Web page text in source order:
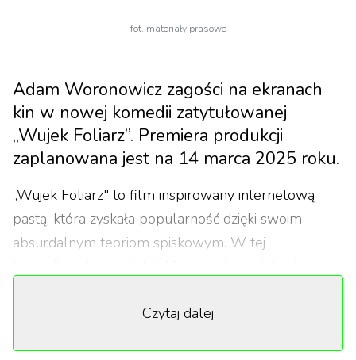
fot. materiały prasowe
Adam Woronowicz zagości na ekranach
kin w nowej komedii zatytułowanej
„Wujek Foliarz”. Premiera produkcji
zaplanowana jest na 14 marca 2025 roku.
„Wujek Foliarz" to film inspirowany internetową
pastą, która zyskała popularność dzięki swoim
absurdalnym teoriom spiskowym. W tej
komediowej opowieści Woronowicz wciela się w
końcu świata. Jego bohater, pełen ekscentrycznych
Czytaj dalej